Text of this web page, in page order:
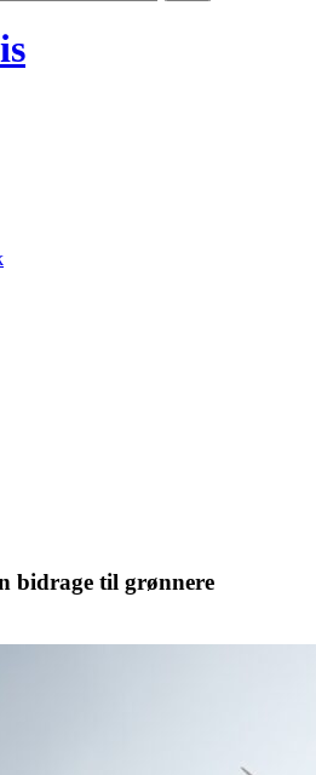
bidrage til grønnere